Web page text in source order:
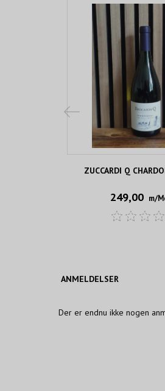
ZUCCARDI Q
249,00 m/
ANMELDELSER
Der er endnu ikke nogen